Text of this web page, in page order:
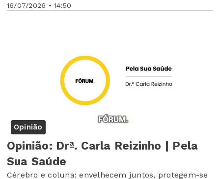
16/07/2026 • 14:50
Opinião
Opinião: Drª. Carla Reizinho | Pela
Sua Saúde
Cérebro e coluna: envelhecem juntos, protegem-se